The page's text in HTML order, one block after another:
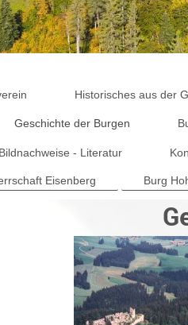
Historisches aus der
Geschichte der Burgen
Bildnachweise - Literatur
Eisenberg Burg